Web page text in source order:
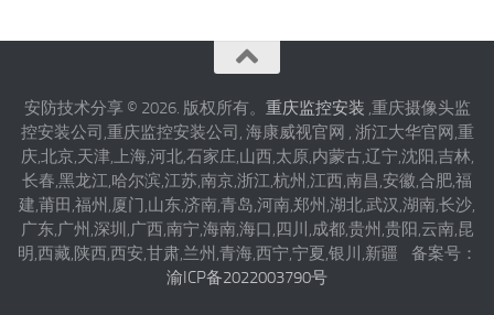
安防技术分享 © 2026. 版权所有。 重庆监控安装 ,重庆摄像头监
控安装公司,重庆监控安装公司, 海康威视官网 , 浙江大华官网,重
庆,北京,天津,上海,河北,石家庄,山西,太原,内蒙古,辽宁,沈阳,吉林,
长春,黑龙江,哈尔滨,江苏,南京,浙江,杭州,江西,南昌,安徽,合肥,福
建,莆田,福州,厦门,山东,济南,青岛,河南,郑州,湖北,武汉,湖南,长沙,
广东,广州,深圳,广西,南宁,海南,海口,四川,成都,贵州,贵阳,云南,昆
明,西藏,陕西,西安,甘肃,兰州,青海,西宁,宁夏,银川,新疆 备案号：
渝ICP备2022003790号